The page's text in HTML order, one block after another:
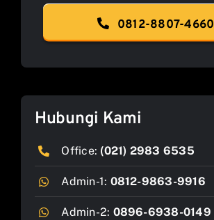
0812-8807-4660
Hubungi Kami
Office: (021) 2983 6535
Admin-1: 0812-9863-9916
Admin-2: 0896-6938-0149